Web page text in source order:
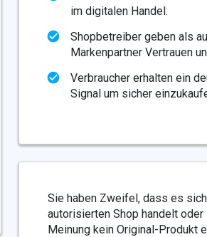
im digitalen Handel.
Shopbetreiber geben als
Markenpartner Vertrauen
Verbraucher erhalten ein
Signal um sicher
Sie haben Zweifel, dass es
autorisierten Shop handelt oder
Meinung kein Original-Produkt